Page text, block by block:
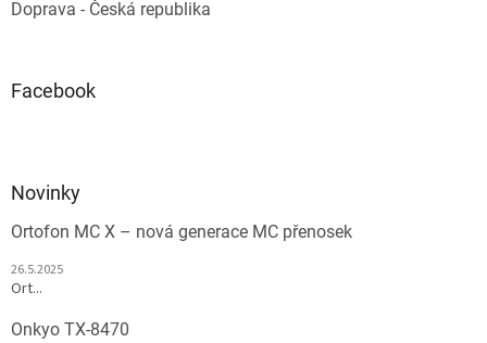
Doprava - Česká republika
Facebook
Novinky
Ortofon MC X – nová generace MC přenosek
26.5.2025
Ort...
Onkyo TX-8470